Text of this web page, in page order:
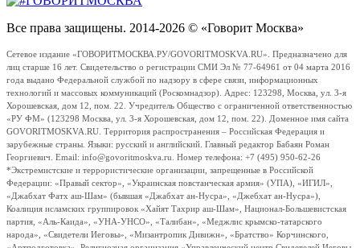
Все права защищены. 2014-2026 © «Говорит Москва»
Сетевое издание «ГОВОРИТМОСКВА.РУ/GOVORITMOSKVA.RU». Предназначено для
лиц старше 16 лет. Свидетельство о регистрации СМИ Эл № 77-64961 от 04 марта 2016
года выдано Федеральной службой по надзору в сфере связи, информационных
технологий и массовых коммуникаций (Роскомнадзор). Адрес: 123298, Москва, ул. 3-я
Хорошевская, дом 12, пом. 22. Учредитель Общество с ограниченной ответственностью
«РУ ФМ» (123298 Москва, ул. 3-я Хорошевская, дом 12, пом. 22). Доменное имя сайта
GOVORITMOSKVA.RU. Территория распространения – Российская Федерация и
зарубежные страны. Языки: русский и английский. Главный редактор Бабаян Роман
Георгиевич. Email: info@govoritmoskva.ru. Номер телефона: +7 (495) 950-62-26
*Экстремистские и террористические организации, запрещенные в Российской
Федерации: «Правый сектор», «Украинская повстанческая армия» (УПА), «ИГИЛ»,
«Джабхат Фатх аш-Шам» (бывшая «Джабхат ан-Нусра», «Джебхат ан-Нусра»),
Коалиция исламских группировок «Хайят Тахрир аш-Шам», Национал-Большевистская
партия, «Аль-Каида», «УНА-УНСО», «Талибан», «Меджлис крымско-татарского
народа», «Свидетели Иеговы», «Мизантропик Дивижн», «Братство» Корчинского,